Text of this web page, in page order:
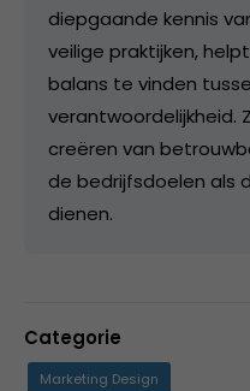
diepgaande kennis
veilige praktijken,
balans te vinden
verantwoordelijkheid.
creëren van
de bedrijfsdoelen als
dienen.
Categorie
Marketing Design